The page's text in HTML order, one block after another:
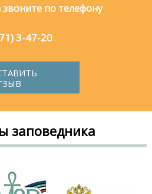
по телефону
3-47-20
заповедника